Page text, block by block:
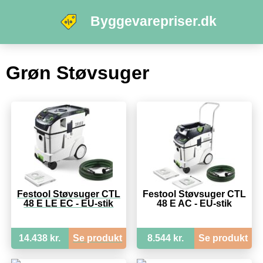
Byggevarepriser.dk
Grøn Støvsuger
Festool Støvsuger CTL
48 E LE EC - EU-stik
14.438 kr. Se produkt
Festool Støvsuger CTL
48 E AC - EU-stik
8.544 kr. Se produkt